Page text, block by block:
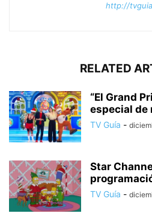
http://
RELATED
“El Grand
especial de
TV Guía -
Star
TV Guía -